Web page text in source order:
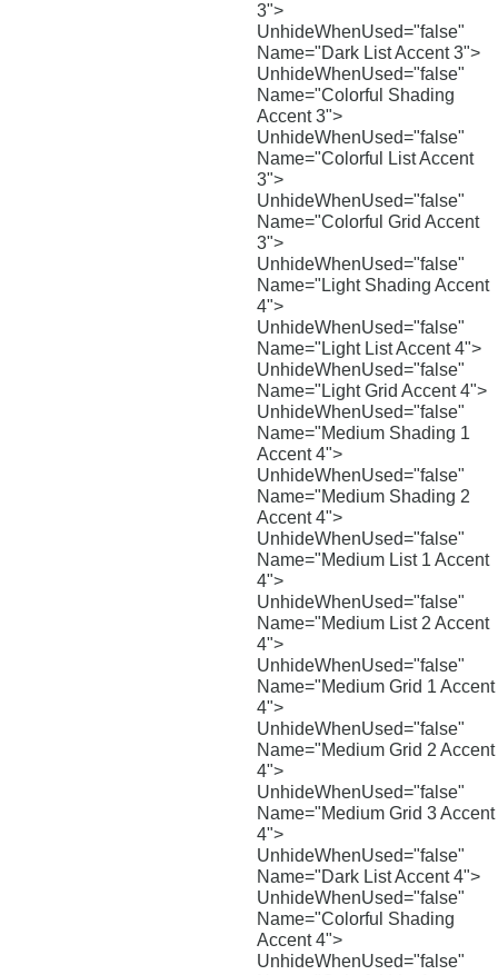
3">
UnhideWhenUsed="false"
Name="Dark List Accent 3">
UnhideWhenUsed="false"
Name="Colorful Shading
Accent 3">
UnhideWhenUsed="false"
Name="Colorful List Accent
3">
UnhideWhenUsed="false"
Name="Colorful Grid Accent
3">
UnhideWhenUsed="false"
Name="Light Shading Accent
4">
UnhideWhenUsed="false"
Name="Light List Accent 4">
UnhideWhenUsed="false"
Name="Light Grid Accent 4">
UnhideWhenUsed="false"
Name="Medium Shading 1
Accent 4">
UnhideWhenUsed="false"
Name="Medium Shading 2
Accent 4">
UnhideWhenUsed="false"
Name="Medium List 1 Accent
4">
UnhideWhenUsed="false"
Name="Medium List 2 Accent
4">
UnhideWhenUsed="false"
Name="Medium Grid 1 Accent
4">
UnhideWhenUsed="false"
Name="Medium Grid 2 Accent
4">
UnhideWhenUsed="false"
Name="Medium Grid 3 Accent
4">
UnhideWhenUsed="false"
Name="Dark List Accent 4">
UnhideWhenUsed="false"
Name="Colorful Shading
Accent 4">
UnhideWhenUsed="false"